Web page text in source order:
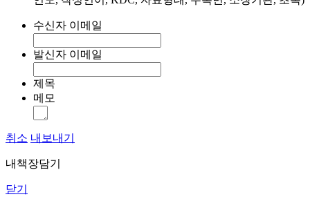
수신자 이메일
발신자 이메일
제목
메모
취소 내보내기
내책장담기
닫기